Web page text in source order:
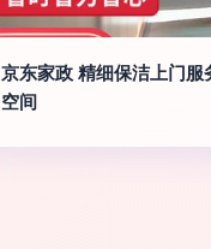
京东家政 精细保洁上门
空间